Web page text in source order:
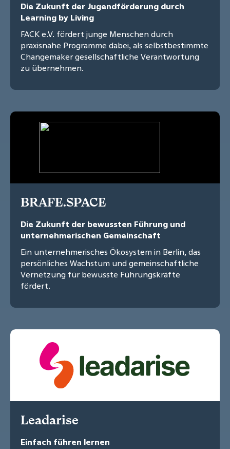
Die Zukunft der Jugendförderung durch
Learning by Living
FACK e.V. fördert junge Menschen durch
praxisnahe Programme dabei, als selbstbestimmte
Changemaker gesellschaftliche Verantwortung
zu übernehmen.
BRAFE.SPACE
Die Zukunft der bewussten Führung und
unternehmerischen Gemeinschaft
Ein unternehmerisches Ökosystem in Berlin, das
persönliches Wachstum und gemeinschaftliche
Vernetzung für bewusste Führungskräfte
fördert.
Leadarise
Einfach führen lernen